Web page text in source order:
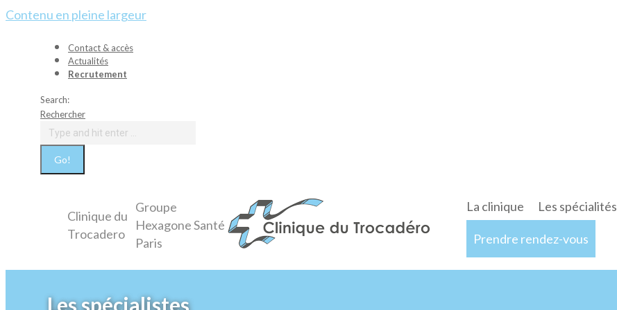
Contenu en pleine largeur
Contact & accès
Actualités
Recrutement
Search:
Rechercher
Clinique du
Trocadero
Groupe
Hexagone Santé
Paris
La clinique Les spécialités
Prendre rendez-vous
Les spécialistes